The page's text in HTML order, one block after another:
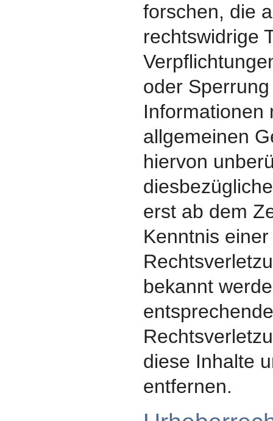
forschen, die
rechtswidrige
oder
Informationen
allgemeinen
hiervon
erst ab dem
Kenntnis
bekannt
diese Inhalte
entfernen.